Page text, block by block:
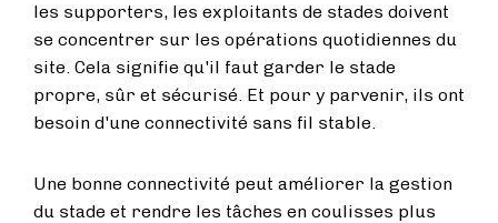
les supporters, les exploitants de stades doivent
se concentrer sur les opérations quotidiennes du
site. Cela signifie qu'il faut garder le stade
propre, sûr et sécurisé. Et pour y parvenir, ils ont
besoin d'une connectivité sans fil stable.
Une bonne connectivité peut améliorer la gestion
du stade et rendre les tâches en coulisses plus